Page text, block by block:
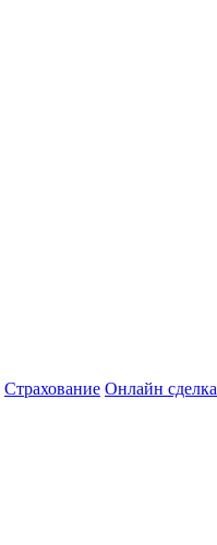
Страхование Онлайн сделка